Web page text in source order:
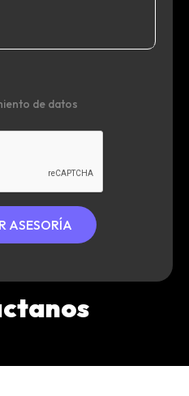
de datos
ASESORÍA